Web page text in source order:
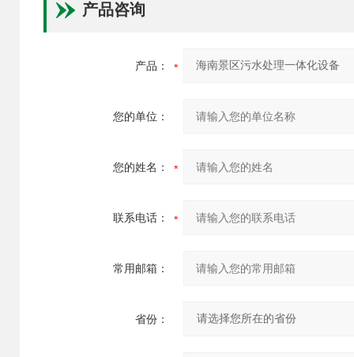
产品咨询
产品：
您的单位：
您的姓名：
联系电话：
常用邮箱：
省份：